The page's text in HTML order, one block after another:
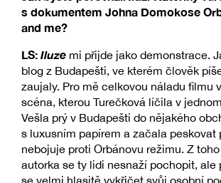
s dokumentem Johna Domokose
and me?
LS: Iluze mi přijde jako demonstrace.
blog z Budapešti, ve kterém člověk
zaujaly. Pro mě celkovou náladu filmu
scéna, kterou Turečková líčila v
Vešla prý v Budapešti do nějakého
s luxusním papírem a začala peskovat
nebojuje proti Orbánovu režimu. Z
autorka se ty lidi nesnaží pochopit, ale
se velmi hlasitě vykřičet svůj osobní